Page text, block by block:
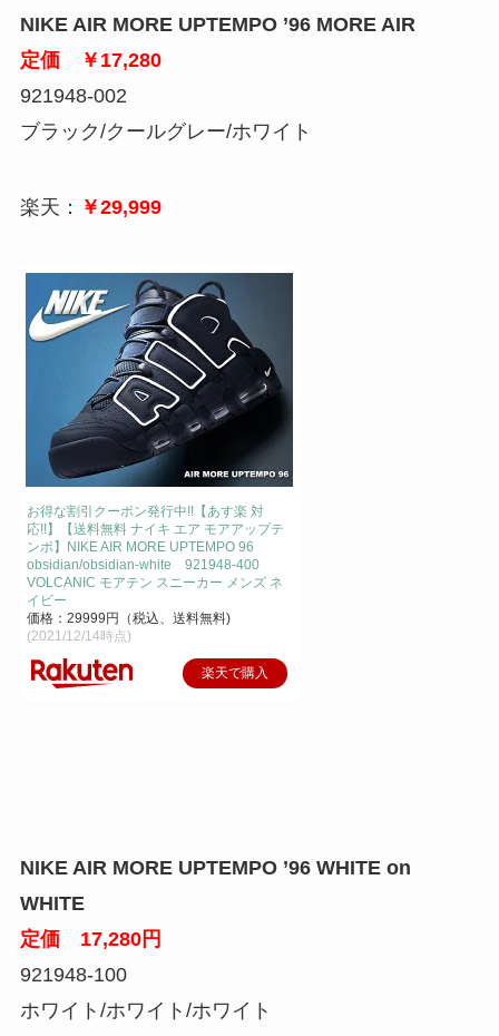
NIKE AIR MORE UPTEMPO ’96 MORE AIR
定価 ￥17,280
921948-002
ブラック/クールグレー/ホワイト
楽天： ￥29,999
お得な割引クーポン発行中!!【あす楽 対
応!!】【送料無料 ナイキ エア モアアップテ
ンポ】NIKE AIR MORE UPTEMPO 96
obsidian/obsidian-white 921948-400
VOLCANIC モアテン スニーカー メンズ ネ
イビー
価格：29999円（税込、送料無料)
(2021/12/14時点)
楽天で購入
NIKE AIR MORE UPTEMPO ’96 WHITE on
WHITE
定価 17,280円
921948-100
ホワイト/ホワイト/ホワイト